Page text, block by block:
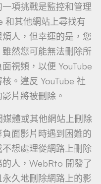
項挑戰是監控和管理
和其他網站上尋找有
人，但幸運的是，您
然您可能無法刪除所
視頻，以便 YouTube
。違反 YouTube 社
片將被刪除。
媒體或其他網站上刪除
面影片時遇到困難的
想處理從網路上刪除
人，WebRto 開發了
久地刪除網路上的影